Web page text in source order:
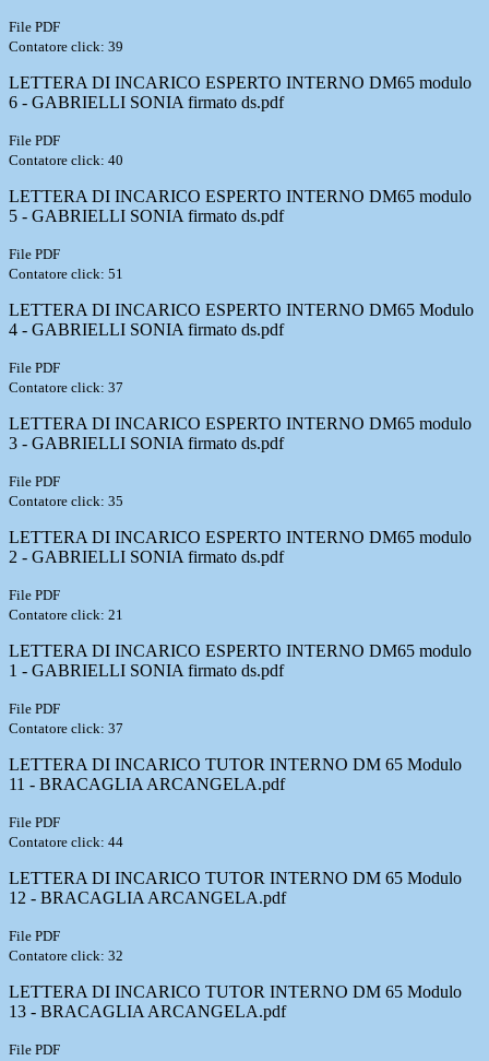
File PDF
Contatore click: 39
LETTERA DI INCARICO ESPERTO INTERNO DM65 modulo
6 - GABRIELLI SONIA firmato ds.pdf
File PDF
Contatore click: 40
LETTERA DI INCARICO ESPERTO INTERNO DM65 modulo
5 - GABRIELLI SONIA firmato ds.pdf
File PDF
Contatore click: 51
LETTERA DI INCARICO ESPERTO INTERNO DM65 Modulo
4 - GABRIELLI SONIA firmato ds.pdf
File PDF
Contatore click: 37
LETTERA DI INCARICO ESPERTO INTERNO DM65 modulo
3 - GABRIELLI SONIA firmato ds.pdf
File PDF
Contatore click: 35
LETTERA DI INCARICO ESPERTO INTERNO DM65 modulo
2 - GABRIELLI SONIA firmato ds.pdf
File PDF
Contatore click: 21
LETTERA DI INCARICO ESPERTO INTERNO DM65 modulo
1 - GABRIELLI SONIA firmato ds.pdf
File PDF
Contatore click: 37
LETTERA DI INCARICO TUTOR INTERNO DM 65 Modulo
11 - BRACAGLIA ARCANGELA.pdf
File PDF
Contatore click: 44
LETTERA DI INCARICO TUTOR INTERNO DM 65 Modulo
12 - BRACAGLIA ARCANGELA.pdf
File PDF
Contatore click: 32
LETTERA DI INCARICO TUTOR INTERNO DM 65 Modulo
13 - BRACAGLIA ARCANGELA.pdf
File PDF